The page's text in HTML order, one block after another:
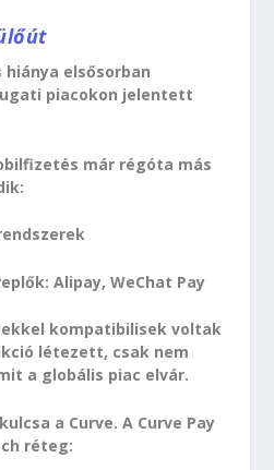
elsősorban
piacokon jelentett
már régóta más
Alipay, WeChat Pay
kompatibilisek voltak
létezett, csak nem
a globális piac elvár.
a Curve. A Curve Pay
réteg: